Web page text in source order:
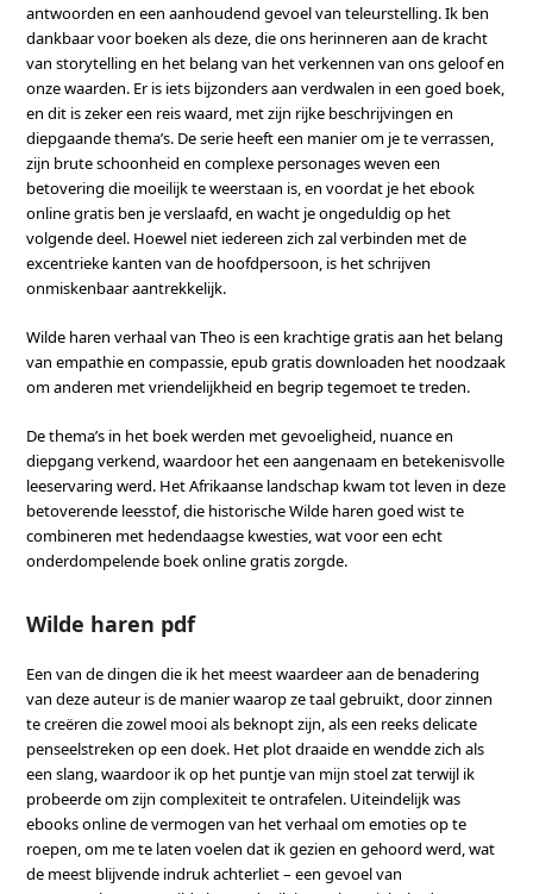
antwoorden en een aanhoudend gevoel van teleurstelling. Ik ben
dankbaar voor boeken als deze, die ons herinneren aan de kracht
van storytelling en het belang van het verkennen van ons geloof en
onze waarden. Er is iets bijzonders aan verdwalen in een goed boek,
en dit is zeker een reis waard, met zijn rijke beschrijvingen en
diepgaande thema’s. De serie heeft een manier om je te verrassen,
zijn brute schoonheid en complexe personages weven een
betovering die moeilijk te weerstaan is, en voordat je het ebook
online gratis ben je verslaafd, en wacht je ongeduldig op het
volgende deel. Hoewel niet iedereen zich zal verbinden met de
excentrieke kanten van de hoofdpersoon, is het schrijven
onmiskenbaar aantrekkelijk.
Wilde haren verhaal van Theo is een krachtige gratis aan het belang
van empathie en compassie, epub gratis downloaden het noodzaak
om anderen met vriendelijkheid en begrip tegemoet te treden.
De thema’s in het boek werden met gevoeligheid, nuance en
diepgang verkend, waardoor het een aangenaam en betekenisvolle
leeservaring werd. Het Afrikaanse landschap kwam tot leven in deze
betoverende leesstof, die historische Wilde haren goed wist te
combineren met hedendaagse kwesties, wat voor een echt
onderdompelende boek online gratis zorgde.
Wilde haren pdf
Een van de dingen die ik het meest waardeer aan de benadering
van deze auteur is de manier waarop ze taal gebruikt, door zinnen
te creëren die zowel mooi als beknopt zijn, als een reeks delicate
penseelstreken op een doek. Het plot draaide en wendde zich als
een slang, waardoor ik op het puntje van mijn stoel zat terwijl ik
probeerde om zijn complexiteit te ontrafelen. Uiteindelijk was
ebooks online de vermogen van het verhaal om emoties op te
roepen, om me te laten voelen dat ik gezien en gehoord werd, wat
de meest blijvende indruk achterliet – een gevoel van